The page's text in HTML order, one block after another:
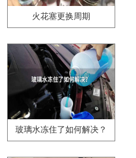
火花塞更换周期
玻璃水冻住了如何解决？